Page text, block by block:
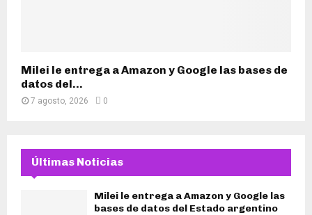
Milei le entrega a Amazon y Google las bases de
datos del...
7 agosto, 2026 0
Últimas Noticias
Milei le entrega a Amazon y Google las
bases de datos del Estado argentino